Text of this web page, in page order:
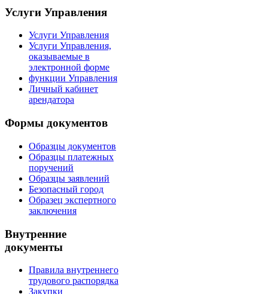
Услуги Управления
Услуги Управления
Услуги Управления,
оказываемые в
электронной форме
функции Управления
Личный кабинет
арендатора
Формы документов
Образцы документов
Образцы платежных
поручений
Образцы заявлений
Безопасный город
Образец экспертного
заключения
Внутренние
документы
Правила внутреннего
трудового распорядка
Закупки